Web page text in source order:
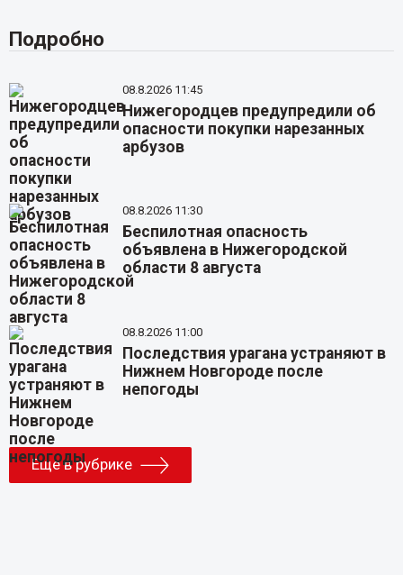
Подробно
08.8.2026 11:45
Нижегородцев предупредили об
опасности покупки нарезанных
арбузов
08.8.2026 11:30
Беспилотная опасность
объявлена в Нижегородской
области 8 августа
08.8.2026 11:00
Последствия урагана устраняют в
Нижнем Новгороде после
непогоды
Еще в рубрике